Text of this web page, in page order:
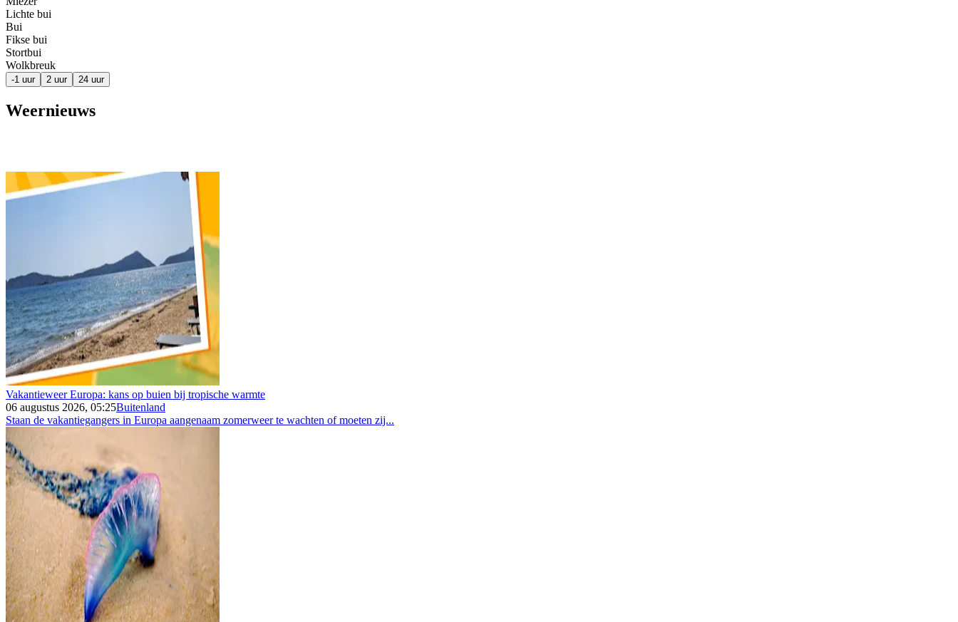
Lichte bui
Bui
Fikse bui
Stortbui
Wolkbreuk
-1 uur 2 uur 24 uur
Weernieuws
Vakantieweer Europa: kans op buien bij tropische warmte
06 augustus 2026, 05:25Buitenland
Staan de vakantiegangers in Europa aangenaam zomerweer te wachten of moeten zij...